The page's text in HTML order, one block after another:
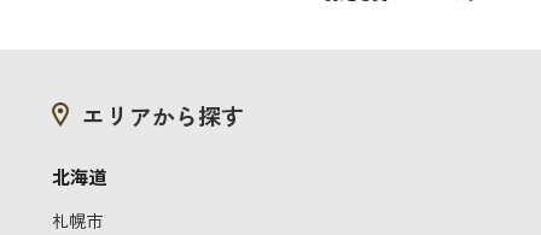
エリアから探す
北海道
札幌市